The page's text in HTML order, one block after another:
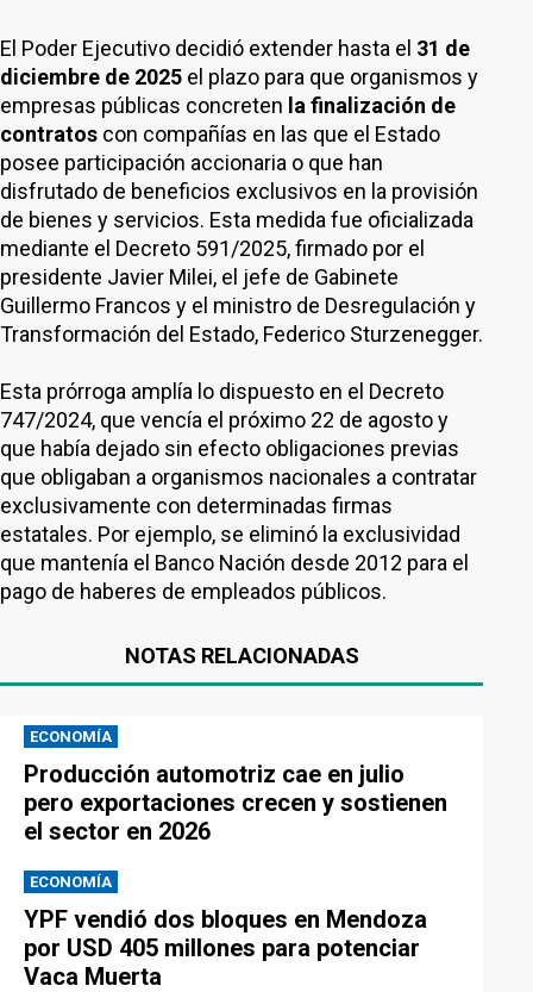
El Poder Ejecutivo decidió extender hasta el 31 de
diciembre de 2025 el plazo para que organismos y
empresas públicas concreten la finalización de
contratos con compañías en las que el Estado
posee participación accionaria o que han
disfrutado de beneficios exclusivos en la provisión
de bienes y servicios. Esta medida fue oficializada
mediante el Decreto 591/2025, firmado por el
presidente Javier Milei, el jefe de Gabinete
Guillermo Francos y el ministro de Desregulación y
Transformación del Estado, Federico Sturzenegger.
Esta prórroga amplía lo dispuesto en el Decreto
747/2024, que vencía el próximo 22 de agosto y
que había dejado sin efecto obligaciones previas
que obligaban a organismos nacionales a contratar
exclusivamente con determinadas firmas
estatales. Por ejemplo, se eliminó la exclusividad
que mantenía el Banco Nación desde 2012 para el
pago de haberes de empleados públicos.
NOTAS RELACIONADAS
ECONOMÍA
Producción automotriz cae en julio
pero exportaciones crecen y sostienen
el sector en 2026
ECONOMÍA
YPF vendió dos bloques en Mendoza
por USD 405 millones para potenciar
Vaca Muerta